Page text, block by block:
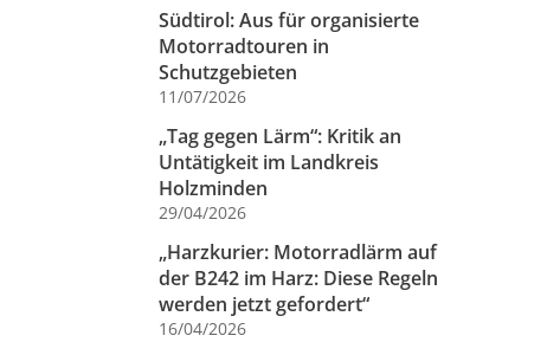
Südtirol: Aus für organisierte
Motorradtouren in
Schutzgebieten
11/07/2026
„Tag gegen Lärm“: Kritik an
Untätigkeit im Landkreis
Holzminden
29/04/2026
„Harzkurier: Motorradlärm auf
der B242 im Harz: Diese Regeln
werden jetzt gefordert“
16/04/2026